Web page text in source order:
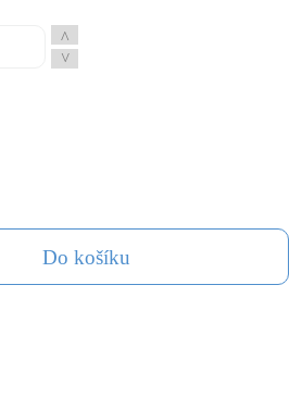
^
^
Do košíku